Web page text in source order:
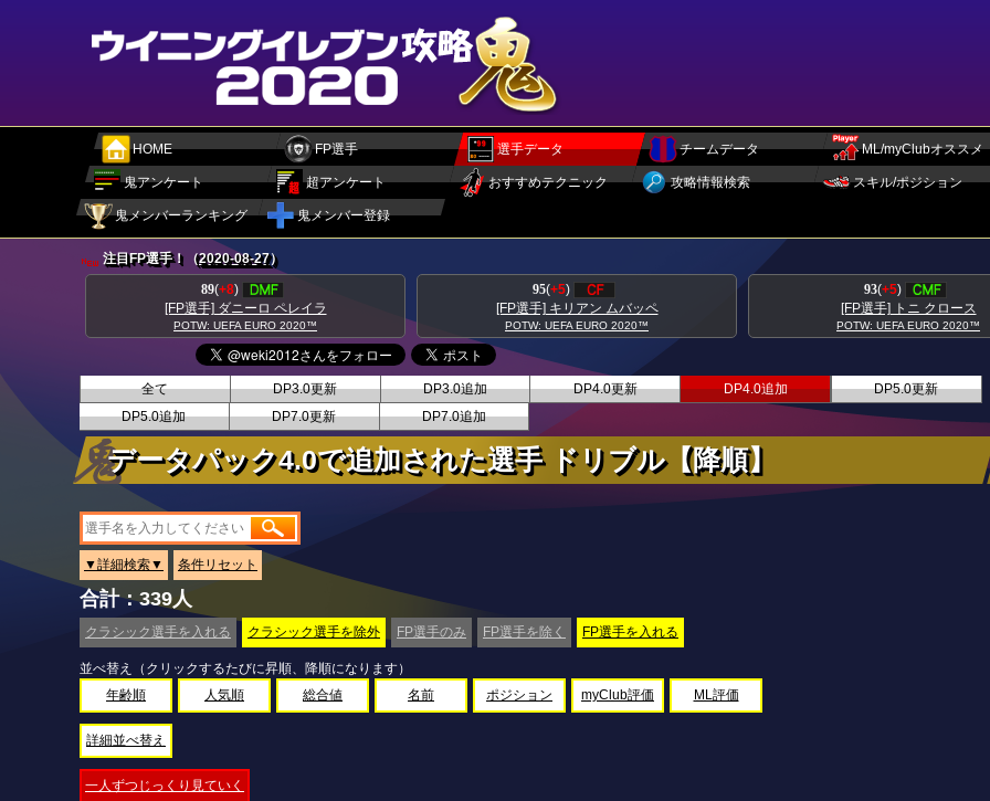
HOME FP選手 選手データ チームデータ ML/myClubオススメ
鬼アンケート 超アンケート おすすめテクニック 攻略情報検索 スキル/ポジション
鬼メンバーランキング 鬼メンバー登録
注目FP選手！（2020-08-27）
89(+8)
[FP選手] ダニーロ ペレイラ
POTW: UEFA EURO 2020™
95(+5)
[FP選手] キリアン ムバッペ
POTW: UEFA EURO 2020™
93(+5)
[FP選手] トニ クロース
POTW: UEFA EURO 2020™
全て DP3.0更新 DP3.0追加 DP4.0更新 DP4.0追加
DP5.0更新
DP5.0追加
DP7.0更新 DP7.0追加
データパック4.0で追加された選手 ドリブル【降順】
▼詳細検索▼ 条件リセット
合計：339人
クラシック選手を入れる クラシック選手を除外 FP選手のみ FP選手を除く FP選手を入れる
並べ替え（クリックするたびに昇順、降順になります）
年齢順
人気順 総合値 名前 ポジション myClub評価 ML評価
詳細並べ替え
一人ずつじっくり見ていく